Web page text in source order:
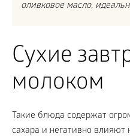
оливковое масло,
Сухие
молоком
Такие блюда содержат
сахара и негативно влияют